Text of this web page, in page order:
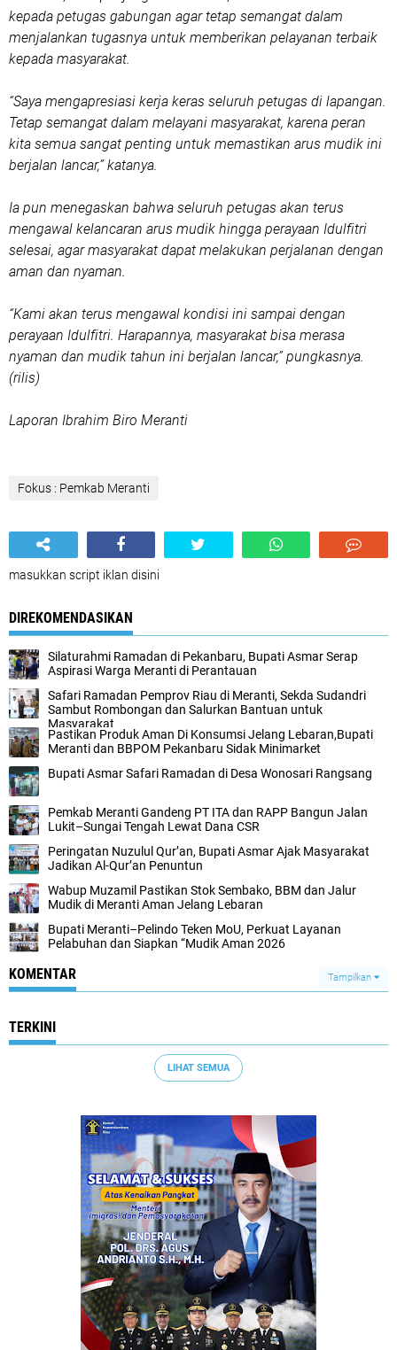
kepada petugas gabungan agar tetap semangat dalam
menjalankan tugasnya untuk memberikan pelayanan terbaik
kepada masyarakat.
“Saya mengapresiasi kerja keras seluruh petugas di lapangan.
Tetap semangat dalam melayani masyarakat, karena peran
kita semua sangat penting untuk memastikan arus mudik ini
berjalan lancar,” katanya.
Ia pun menegaskan bahwa seluruh petugas akan terus
mengawal kelancaran arus mudik hingga perayaan Idulfitri
selesai, agar masyarakat dapat melakukan perjalanan dengan
aman dan nyaman.
“Kami akan terus mengawal kondisi ini sampai dengan
perayaan Idulfitri. Harapannya, masyarakat bisa merasa
nyaman dan mudik tahun ini berjalan lancar,” pungkasnya.
(rilis)
Laporan Ibrahim Biro Meranti
Fokus : Pemkab Meranti
masukkan script iklan disini
DIREKOMENDASIKAN
Silaturahmi Ramadan di Pekanbaru, Bupati Asmar Serap
Aspirasi Warga Meranti di Perantauan
Safari Ramadan Pemprov Riau di Meranti, Sekda Sudandri
Sambut Rombongan dan Salurkan Bantuan untuk
Masyarakat
Pastikan Produk Aman Di Konsumsi Jelang Lebaran,Bupati
Meranti dan BBPOM Pekanbaru Sidak Minimarket
Bupati Asmar Safari Ramadan di Desa Wonosari Rangsang
Pemkab Meranti Gandeng PT ITA dan RAPP Bangun Jalan
Lukit–Sungai Tengah Lewat Dana CSR
Peringatan Nuzulul Qur’an, Bupati Asmar Ajak Masyarakat
Jadikan Al-Qur’an Penuntun
Wabup Muzamil Pastikan Stok Sembako, BBM dan Jalur
Mudik di Meranti Aman Jelang Lebaran
Bupati Meranti–Pelindo Teken MoU, Perkuat Layanan
Pelabuhan dan Siapkan “Mudik Aman 2026
KOMENTAR Tampilkan
TERKINI
LIHAT SEMUA